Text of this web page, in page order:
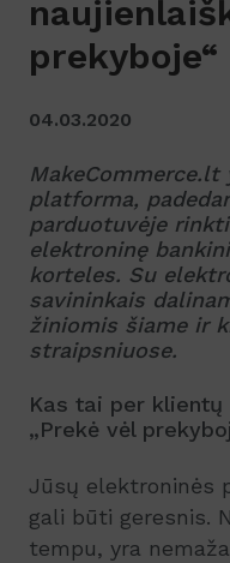
prekyboje“
04.03.2020
platforma,
parduotuvėje
elektroninę
korteles. Su
savininkais
žiniomis šiame ir
straipsniuose.
Kas tai per
„Prekė vėl
Jūsų elektroninės
gali būti geresnis.
tempu, yra